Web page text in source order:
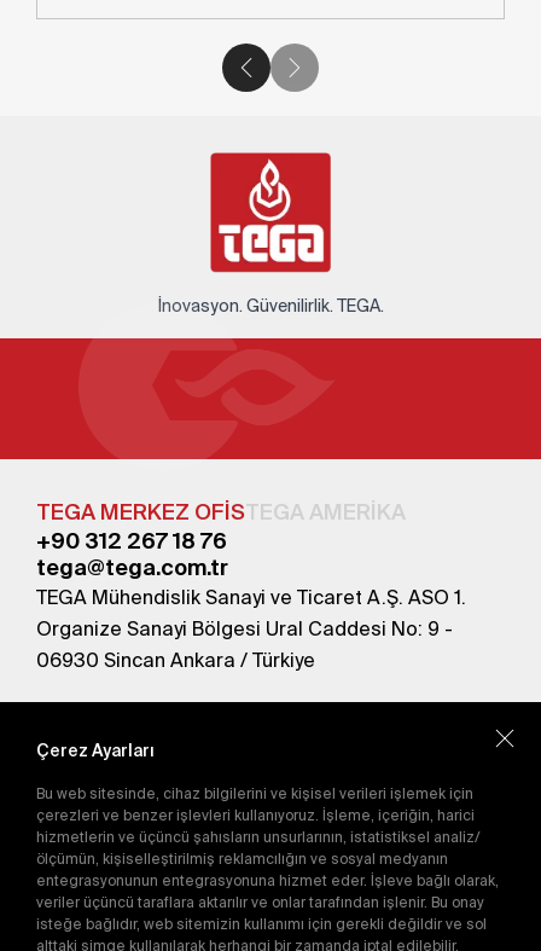
İnovasyon. Güvenilirlik. TEGA.
TEGA MERKEZ OFİSTEGA AMERİKA
+90 312 267 18 76
tega@tega.com.tr
TEGA Mühendislik Sanayi ve Ticaret A.Ş. ASO 1.
Organize Sanayi Bölgesi Ural Caddesi No: 9 -
06930 Sincan Ankara / Türkiye
abone olun.
Gönder
Abone olarakGizlilik Politikası'nı
kabul etmiş
olursunuz.
Çerez Ayarları
Bu web sitesinde, cihaz bilgilerini ve kişisel verileri işlemek için
çerezleri ve benzer işlevleri kullanıyoruz. İşleme, içeriğin, harici
hizmetlerin ve üçüncü şahısların unsurlarının, istatistiksel analiz/
ölçümün, kişiselleştirilmiş reklamcılığın ve sosyal medyanın
entegrasyonunun entegrasyonuna hizmet eder. İşleve bağlı olarak,
veriler üçüncü taraflara aktarılır ve onlar tarafından işlenir. Bu onay
isteğe bağlıdır, web sitemizin kullanımı için gerekli değildir ve sol
alttaki simge kullanılarak herhangi bir zamanda iptal edilebilir.